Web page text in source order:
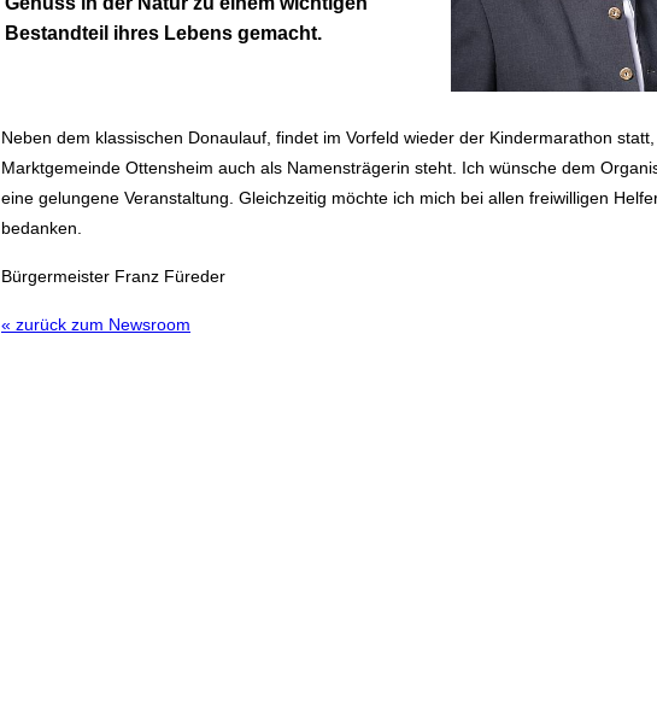
Bestandteil ihres Lebens gemacht.
Neben dem klassischen Donaulauf, findet im Vorfeld wieder der Kindermarathon
Marktgemeinde Ottensheim auch als Namensträgerin steht. Ich wünsche dem
eine gelungene Veranstaltung. Gleichzeitig möchte ich mich bei allen freiwilligen
bedanken.
Bürgermeister Franz Füreder
« zurück zum Newsroom